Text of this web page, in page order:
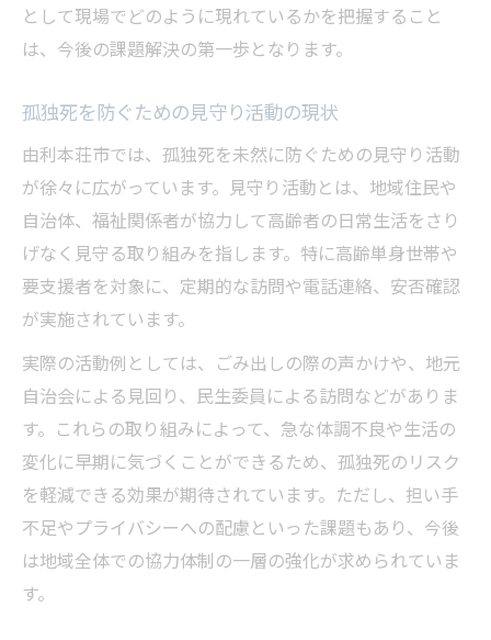
として現場でどのように現れているかを把握すること
は、今後の課題解決の第一歩となります。
孤独死を防ぐための見守り活動の現状
由利本荘市では、孤独死を未然に防ぐための見守り活動
が徐々に広がっています。見守り活動とは、地域住民や
自治体、福祉関係者が協力して高齢者の日常生活をさり
げなく見守る取り組みを指します。特に高齢単身世帯や
要支援者を対象に、定期的な訪問や電話連絡、安否確認
が実施されています。
実際の活動例としては、ごみ出しの際の声かけや、地元
自治会による見回り、民生委員による訪問などがありま
す。これらの取り組みによって、急な体調不良や生活の
変化に早期に気づくことができるため、孤独死のリスク
を軽減できる効果が期待されています。ただし、担い手
不足やプライバシーへの配慮といった課題もあり、今後
は地域全体での協力体制の一層の強化が求められていま
す。